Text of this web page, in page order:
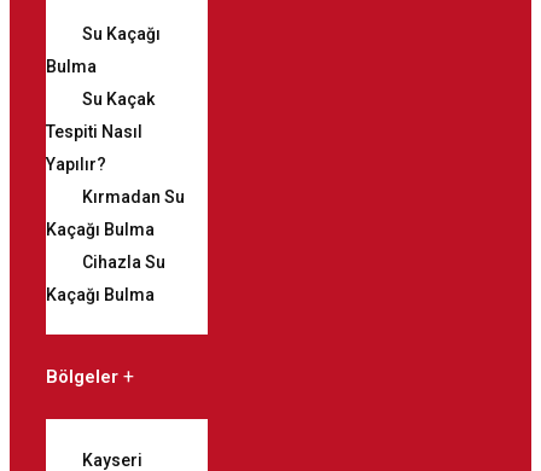
Su Kaçağı
Bulma
Su Kaçak
Tespiti Nasıl
Yapılır?
Kırmadan Su
Kaçağı Bulma
Cihazla Su
Kaçağı Bulma
Bölgeler
Kayseri